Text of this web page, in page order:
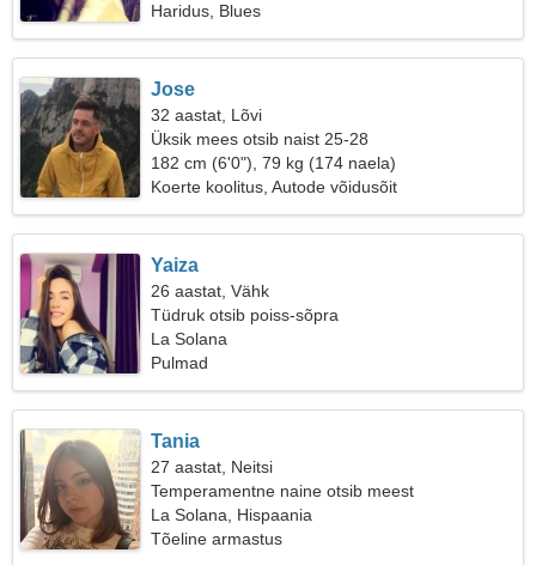
Haridus, Blues
Jose
32 aastat, Lõvi
Üksik mees otsib naist 25-28
182 cm (6'0"), 79 kg (174 naela)
Koerte koolitus, Autode võidusõit
Yaiza
26 aastat, Vähk
Tüdruk otsib poiss-sõpra
La Solana
Pulmad
Tania
27 aastat, Neitsi
Temperamentne naine otsib meest
La Solana, Hispaania
Tõeline armastus